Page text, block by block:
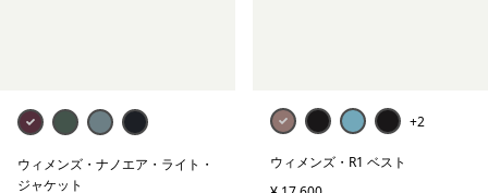
ウィメンズ・ナノエア・ライト・
ジャケット
+2
ウィメンズ・R1 ベスト